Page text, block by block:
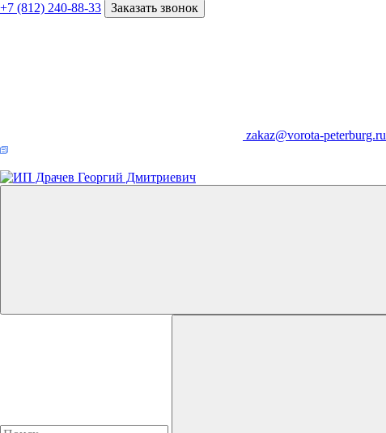
+7 (812) 240-88-33 Заказать звонок
zakaz@vorota-peterburg.ru